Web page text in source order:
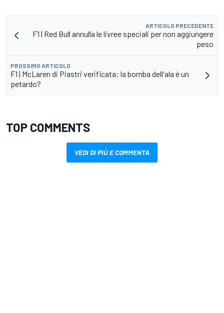
ARTICOLO PRECEDENTE
F1 | Red Bull annulla le livree speciali per non aggiungere
peso
PROSSIMO ARTICOLO
F1 | McLaren di Piastri verificata: la bomba dell'ala è un
petardo?
TOP COMMENTS
VEDI DI PIÙ E COMMENTA